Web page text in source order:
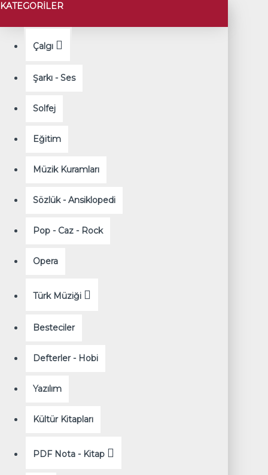
KATEGORILER
Çalgı
Şarkı - Ses
Solfej
Eğitim
Müzik Kuramları
Sözlük - Ansiklopedi
Pop - Caz - Rock
Opera
Türk Müziği
Besteciler
Defterler - Hobi
Yazılım
Kültür Kitapları
PDF Nota - Kitap